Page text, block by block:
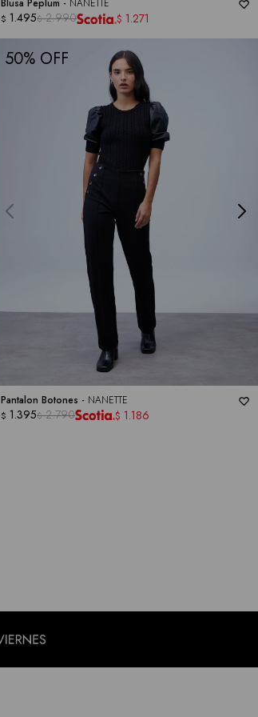
Blusa Peplum - NANETTE
$ 1.495$ 2.990 $ 1.271
50
Pantalon Botones - NANETTE
$ 1.395$ 2.790 $ 1.186